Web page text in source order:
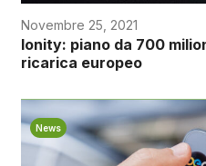
Novembre 25, 2021
Ionity: piano da 700
ricarica europeo
News